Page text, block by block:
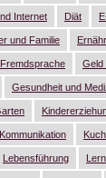
Internet Diät
und Familie
Fremdsprache Geld
Gesundheit und
Kommunikation
Lebensführung